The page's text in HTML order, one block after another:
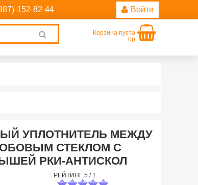
152-82-44 Войти
search
Корзина пуста
0р
УПЛОТНИТЕЛЬ МЕЖДУ
СТЕКЛОМ С
РКИ-АНТИСКОЛ
РЕЙТИНГ:5 / 1